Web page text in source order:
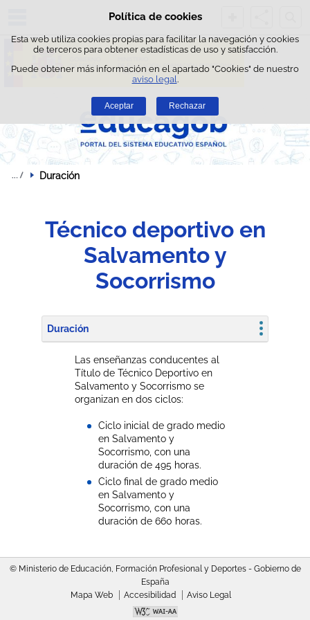
Política de cookies
Esta web utiliza cookies propias para facilitar la navegación y cookies
de terceros para obtener estadísticas de uso y satisfacción.
Puede obtener más información en el apartado "Cookies" de nuestro
aviso legal .
Aceptar Rechazar
Saltar al contenido
Duración
Técnico deportivo en
Salvamento y
Socorrismo
Duración
Las enseñanzas conducentes al
Título de Técnico Deportivo en
Salvamento y Socorrismo se
organizan en dos ciclos:
Ciclo inicial de grado medio
en Salvamento y
Socorrismo, con una
duración de 495 horas.
Ciclo final de grado medio
en Salvamento y
Socorrismo, con una
duración de 660 horas.
© Ministerio de Educación, Formación Profesional y Deportes - Gobierno de
España
Mapa Web
Accesibilidad Aviso Legal